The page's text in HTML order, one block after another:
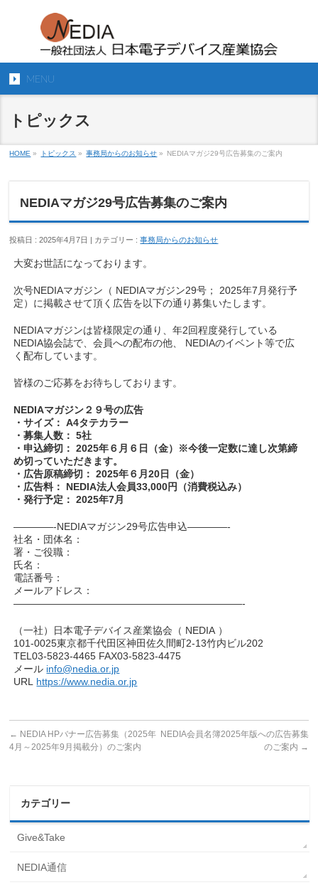
MENU
トピックス
HOME » トピックス » 事務局からのお知らせ » NEDIAマガジ29号広告募集のご案内
NEDIAマガジ29号広告募集のご案内
投稿日 : 2025年4月7日 | カテゴリー :事務局からのお知らせ
大変お世話になっております。
次号NEDIAマガジン（ NEDIAマガジン29号； 2025年7月発行予
定）に掲載させて頂く広告を以下の通り募集いたします。
NEDIAマガジンは皆様限定の通り、年2回程度発行している
NEDIA協会誌で、会員への配布の他、 NEDIAのイベント等で広
く配布しています。
皆様のご応募をお待ちしております。
NEDIAマガジン２９号の広告
・サイズ： A4タテカラー
・募集人数： 5社
・申込締切： 2025年６月６日（金）※今後一定数に達し次第締
め切っていただきます。
・広告原稿締切： 2025年６月20日（金）
・広告料： NEDIA法人会員33,000円（消費税込み）
・発行予定： 2025年7月
————-NEDIAマガジン29号広告申込————-
社名・団体名：
署・ご役職：
氏名：
電話番号：
メールアドレス：
———————————————————————-
（一社）日本電子デバイス産業協会（ NEDIA ）
101-0025東京都千代田区神田佐久間町2-13竹内ビル202
TEL03-5823-4465 FAX03-5823-4475
メール info@nedia.or.jp
URL https://www.nedia.or.jp
← NEDIA HPバナー広告募集（2025年
4月～2025年9月掲載分）のご案内
NEDIA会員名簿2025年版への広告募集
のご案内 →
カテゴリー
Give&Take
NEDIA通信